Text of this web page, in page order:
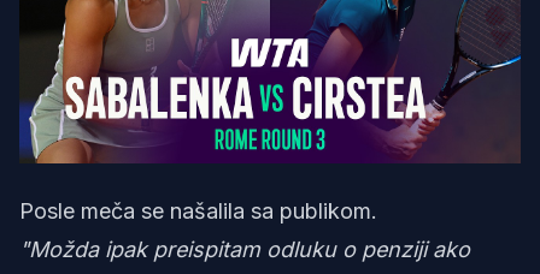
Posle meča se našalila sa publikom.
"Možda ipak preispitam odluku o penziji ako